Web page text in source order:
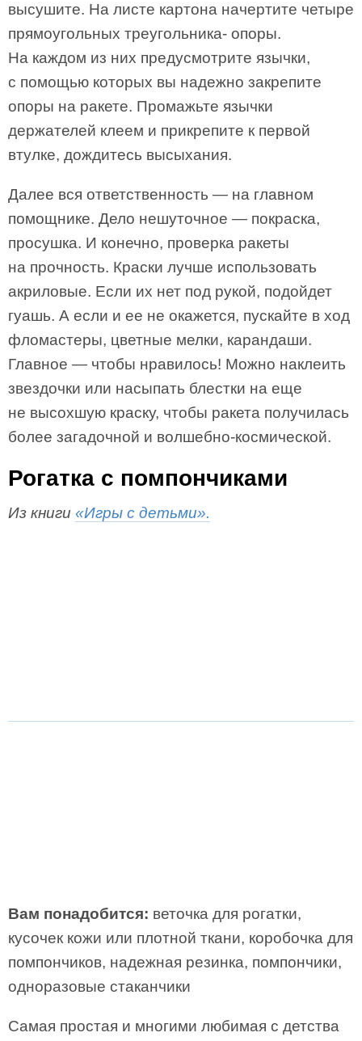
высушите. На листе картона начертите четыре
прямоугольных треугольника- опоры.
На каждом из них предусмотрите язычки,
с помощью которых вы надежно закрепите
опоры на ракете. Промажьте язычки
держателей клеем и прикрепите к первой
втулке, дождитесь высыхания.
Далее вся ответственность — на главном
помощнике. Дело нешуточное — покраска,
просушка. И конечно, проверка ракеты
на прочность. Краски лучше использовать
акриловые. Если их нет под рукой, подойдет
гуашь. А если и ее не окажется, пускайте в ход
фломастеры, цветные мелки, карандаши.
Главное — чтобы нравилось! Можно наклеить
звездочки или насыпать блестки на еще
не высохшую краску, чтобы ракета получилась
более загадочной и волшебно-космической.
Рогатка с помпончиками
Из книги «Игры с детьми».
Вам понадобится: веточка для рогатки,
кусочек кожи или плотной ткани, коробочка для
помпончиков, надежная резинка, помпончики,
одноразовые стаканчики
Самая простая и многими любимая с детства